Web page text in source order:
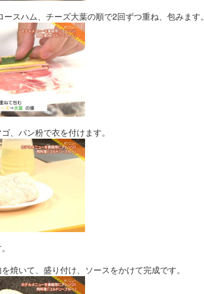
スハム、チーズ大葉の順で2回ずつ重ね、包みます。
パン粉で衣を付けます。
いて、盛り付け、ソースをかけて完成です。